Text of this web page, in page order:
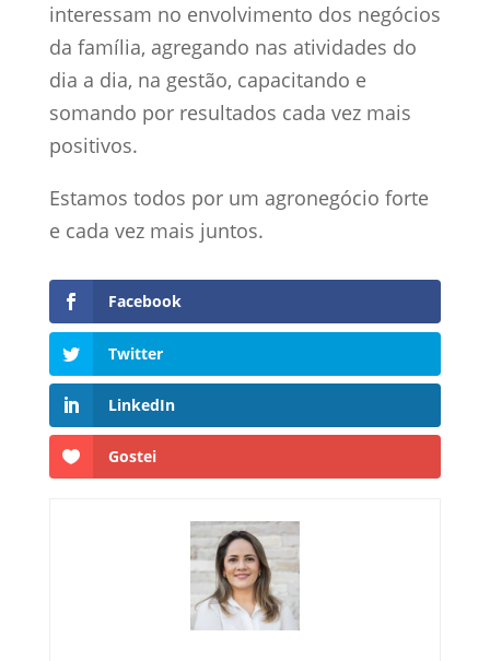
interessam no envolvimento dos negócios
da família, agregando nas atividades do
dia a dia, na gestão, capacitando e
somando por resultados cada vez mais
positivos.
Estamos todos por um agronegócio forte
e cada vez mais juntos.
Facebook
Twitter
LinkedIn
Gostei